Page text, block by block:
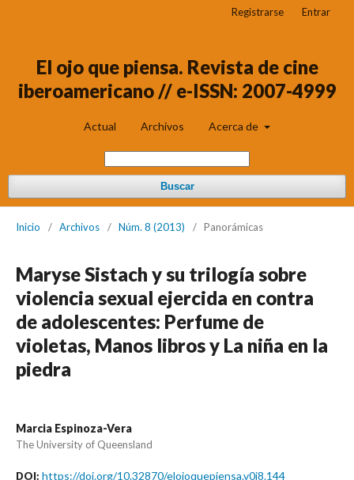
El ojo que piensa. Revista de cine
iberoamericano // e-ISSN: 2007-4999
Actual Archivos Acerca de
Buscar
Registrarse Entrar
Inicio / Archivos / Núm. 8 (2013) / Panorámicas
Maryse Sistach y su trilogía sobre
violencia sexual ejercida en contra
de adolescentes: Perfume de
violetas, Manos libros y La niña en la
piedra
Marcia Espinoza-Vera
The University of Queensland
DOI: https://doi.org/10.32870/elojoquepiensa.v0i8.144